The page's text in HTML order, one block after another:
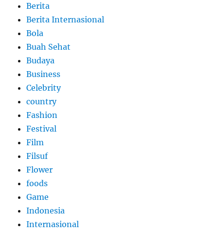
Berita
Berita Internasional
Bola
Buah Sehat
Budaya
Business
Celebrity
country
Fashion
Festival
Film
Filsuf
Flower
foods
Game
Indonesia
Internasional